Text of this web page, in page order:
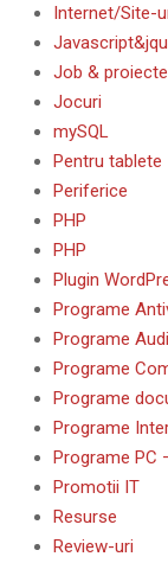
Internet/Site-
Job &
Jocuri
mySQL
Pentru tablete
Periferice
PHP
PHP
Plugin
Programe
Programe
Programe
Programe
Programe
Programe PC
Promotii IT
Resurse
Review-uri